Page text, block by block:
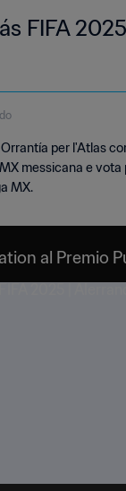
FIFA
per l'Atlas
messicana e vota
MX.
al Premio